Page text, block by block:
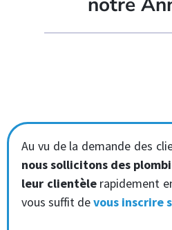
Au vu de la demande des
nous sollicitons des
leur clientèlerapidement
vous suffit devous inscrire